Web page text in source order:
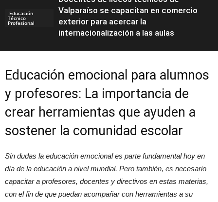
Educación
Técnico
Profesional
Valparaíso se capacitan en comercio
exterior para acercar la
internacionalización a las aulas
Educación emocional para alumnos
y profesores: La importancia de
crear herramientas que ayuden a
sostener la comunidad escolar
Sin dudas la educación emocional es parte fundamental hoy en
día de la educación a nivel mundial. Pero también, es necesario
capacitar a profesores, docentes y directivos en estas materias,
con el fin de que puedan acompañar con herramientas a su